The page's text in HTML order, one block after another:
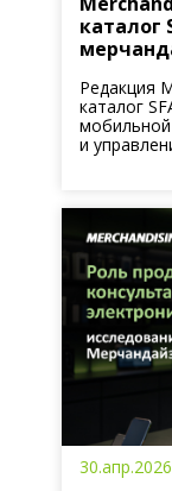
каталог
Редакция
каталог
и
30.апр.2026